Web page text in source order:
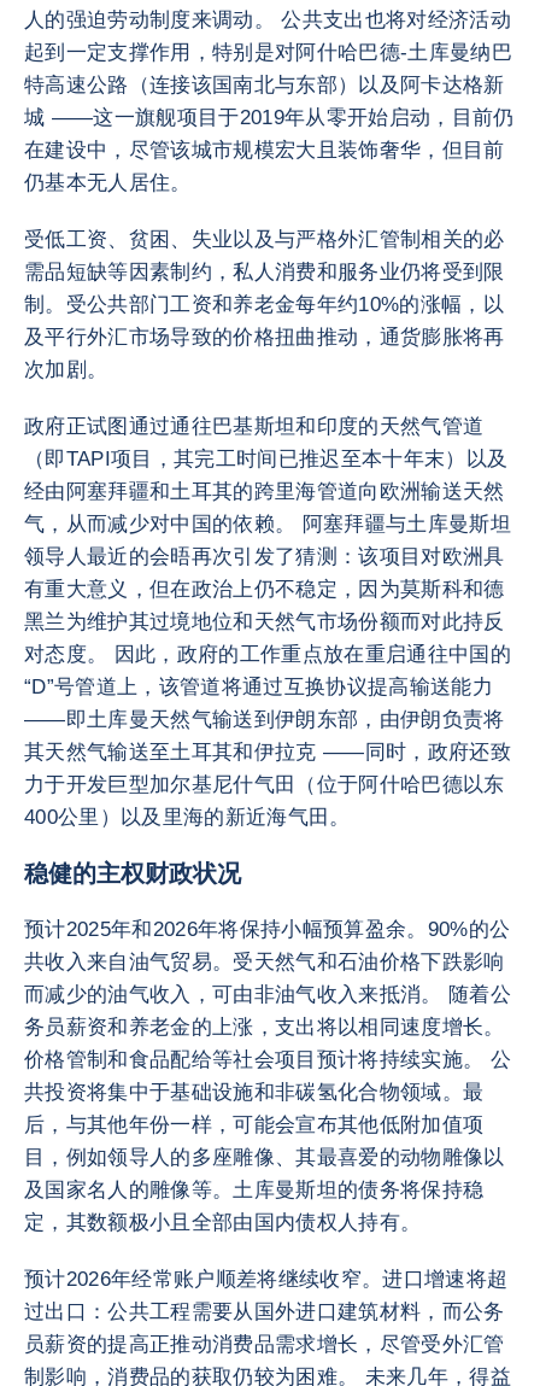
人的强迫劳动制度来调动。 公共支出也将对经济活动
起到一定支撑作用，特别是对阿什哈巴德-土库曼纳巴
特高速公路（连接该国南北与东部）以及阿卡达格新
城 ——这一旗舰项目于2019年从零开始启动，目前仍
在建设中，尽管该城市规模宏大且装饰奢华，但目前
仍基本无人居住。
受低工资、贫困、失业以及与严格外汇管制相关的必
需品短缺等因素制约，私人消费和服务业仍将受到限
制。受公共部门工资和养老金每年约10%的涨幅，以
及平行外汇市场导致的价格扭曲推动，通货膨胀将再
次加剧。
政府正试图通过通往巴基斯坦和印度的天然气管道
（即TAPI项目，其完工时间已推迟至本十年末）以及
经由阿塞拜疆和土耳其的跨里海管道向欧洲输送天然
气，从而减少对中国的依赖。 阿塞拜疆与土库曼斯坦
领导人最近的会晤再次引发了猜测：该项目对欧洲具
有重大意义，但在政治上仍不稳定，因为莫斯科和德
黑兰为维护其过境地位和天然气市场份额而对此持反
对态度。 因此，政府的工作重点放在重启通往中国的
“D”号管道上，该管道将通过互换协议提高输送能力
——即土库曼天然气输送到伊朗东部，由伊朗负责将
其天然气输送至土耳其和伊拉克 ——同时，政府还致
力于开发巨型加尔基尼什气田（位于阿什哈巴德以东
400公里）以及里海的新近海气田。
稳健的主权财政状况
预计2025年和2026年将保持小幅预算盈余。90%的公
共收入来自油气贸易。受天然气和石油价格下跌影响
而减少的油气收入，可由非油气收入来抵消。 随着公
务员薪资和养老金的上涨，支出将以相同速度增长。
价格管制和食品配给等社会项目预计将持续实施。 公
共投资将集中于基础设施和非碳氢化合物领域。最
后，与其他年份一样，可能会宣布其他低附加值项
目，例如领导人的多座雕像、其最喜爱的动物雕像以
及国家名人的雕像等。土库曼斯坦的债务将保持稳
定，其数额极小且全部由国内债权人持有。
预计2026年经常账户顺差将继续收窄。进口增速将超
过出口：公共工程需要从国外进口建筑材料，而公务
员薪资的提高正推动消费品需求增长，尽管受外汇管
制影响，消费品的获取仍较为困难。 未来几年，得益